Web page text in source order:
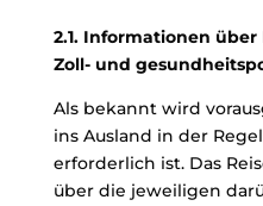
2.1. Informationen über
Zoll- und
Als bekannt wird
ins Ausland in der
erforderlich ist. Das
über die jeweiligen